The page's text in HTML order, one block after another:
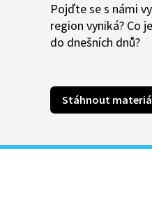
Pojďte se s námi
region vyniká? Co
do dnešních dnů?
Stáhnout